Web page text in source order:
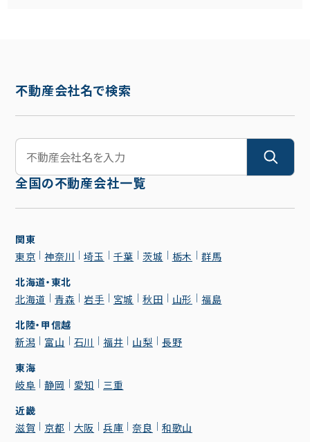
不動産会社名で検索
全国の不動産会社一覧
関東
東京
神奈川 埼玉 千葉 茨城 栃木
群馬
北海道・東北
北海道
青森 岩手 宮城 秋田 山形
福島
北陸・甲信越
新潟
富山 石川 福井 山梨
長野
東海
岐阜
静岡 愛知
三重
近畿
滋賀
京都 大阪 兵庫 奈良 和歌山